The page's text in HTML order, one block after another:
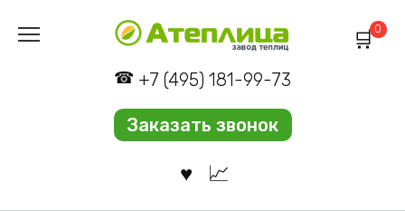
+7 (495) 181-99-73
Заказать звонок
0